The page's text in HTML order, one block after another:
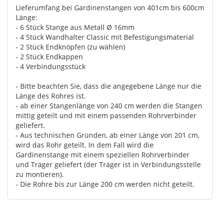
Lieferumfang bei Gardinenstangen von 401cm bis 600cm
Länge:
- 6 Stück Stange aus Metall Ø 16mm
- 4 Stück Wandhalter Classic mit Befestigungsmaterial
- 2 Stück Endknöpfen (zu wählen)
- 2 Stück Endkappen
- 4 Verbindungsstück
- Bitte beachten Sie, dass die angegebene Länge nur die
Länge des Rohres ist.
- ab einer Stangenlänge von 240 cm werden die Stangen
mittig geteilt und mit einem passenden Rohrverbinder
geliefert.
- Aus technischen Gründen, ab einer Länge von 201 cm,
wird das Rohr geteilt. In dem Fall wird die
Gardinenstange mit einem speziellen Rohrverbinder
und Träger geliefert (der Träger ist in Verbindungsstelle
zu montieren).
- Die Rohre bis zur Länge 200 cm werden nicht geteilt.